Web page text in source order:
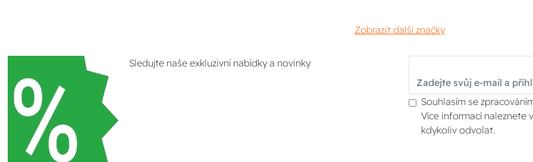
Zobrazit další značky
Sledujte naše exkluzivní nabídky a novinky
Souhlasím se
Více informací naleznete
kdykoliv odvolat.